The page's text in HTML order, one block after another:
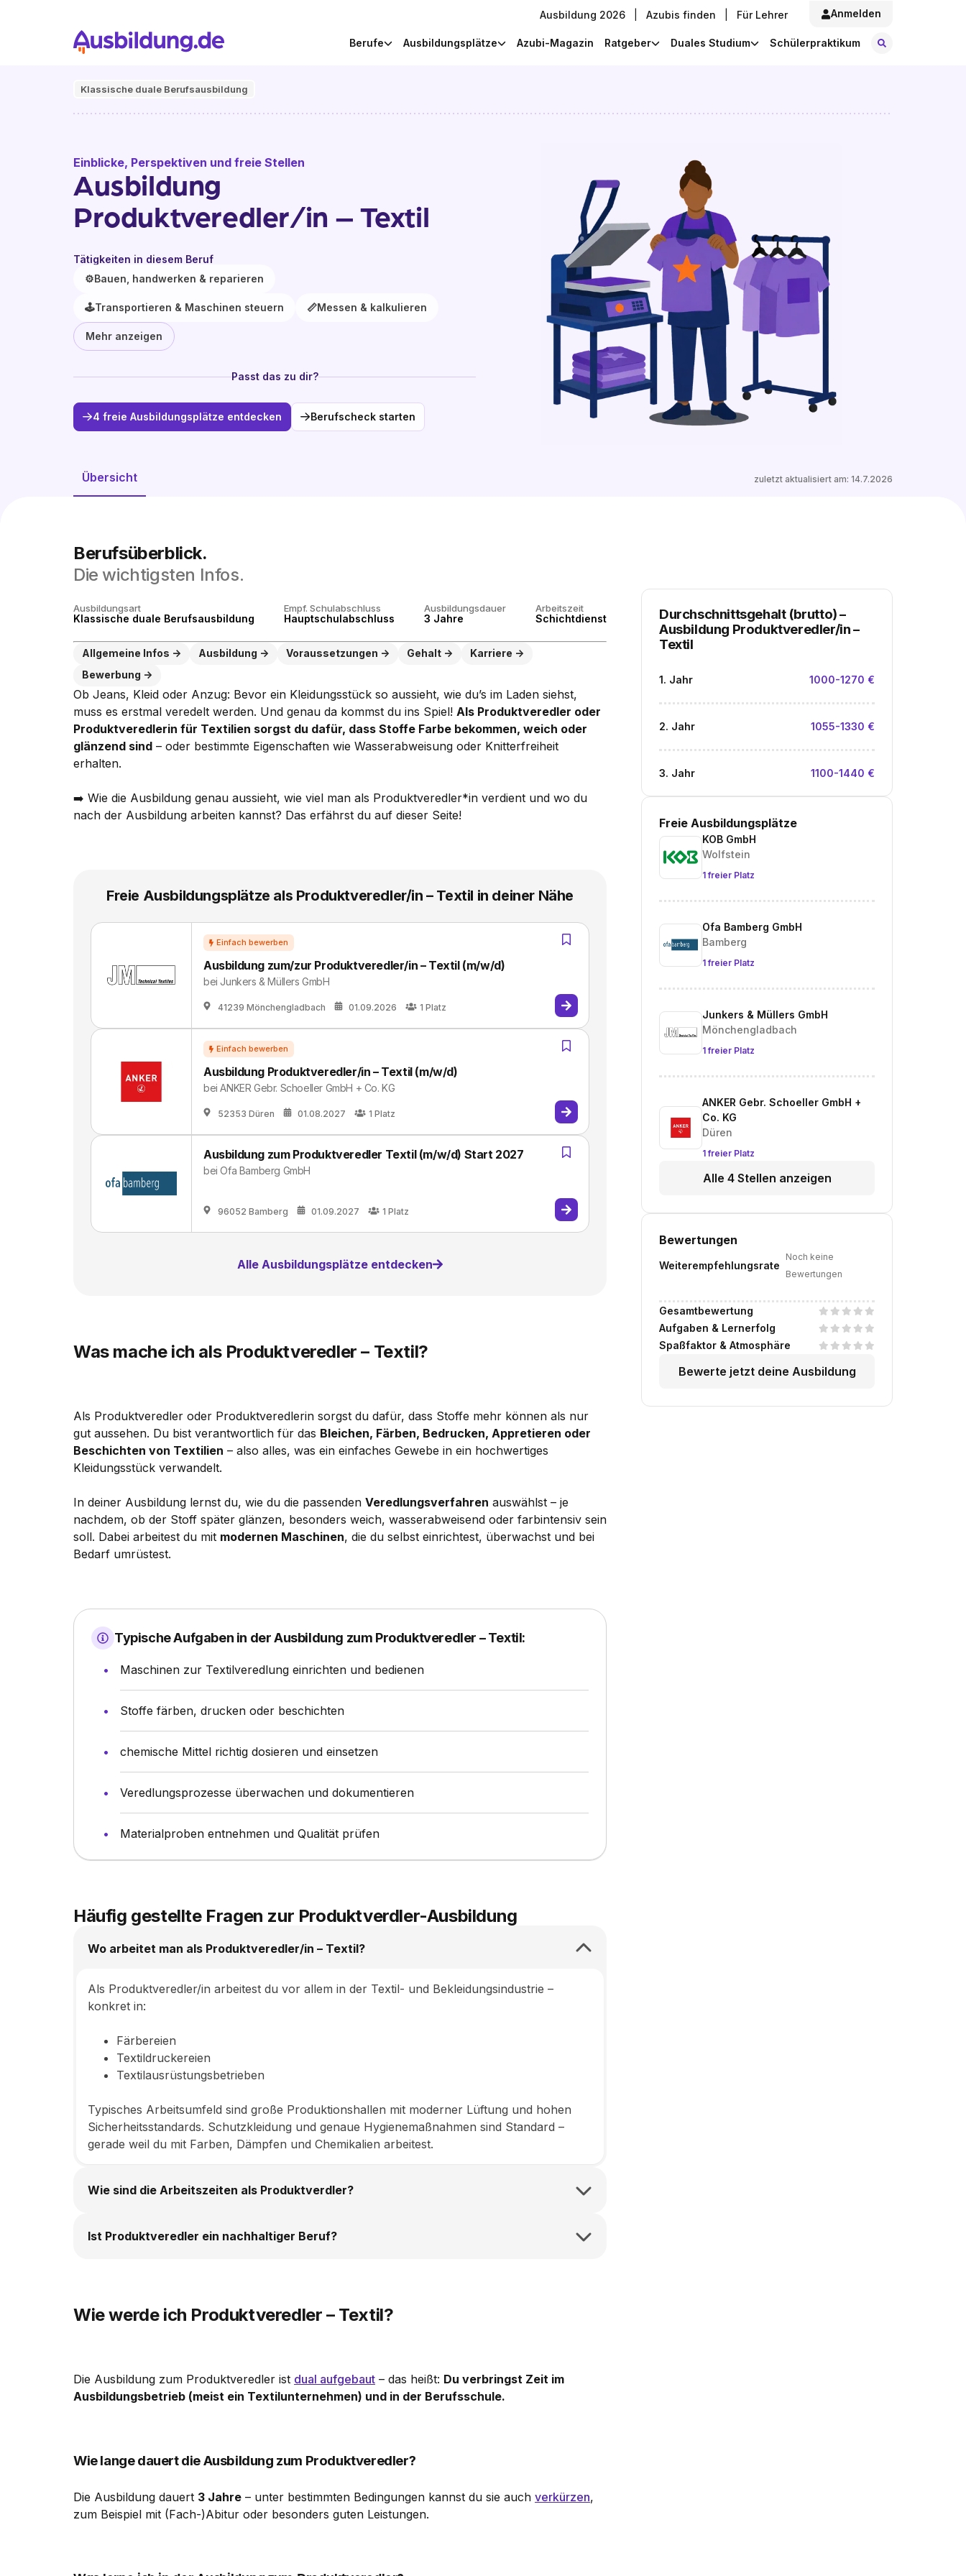
Ausbildung 2026 Azubis finden Für Lehrer Anmelden
Berufe Ausbildungsplätze Azubi-Magazin Ratgeber Duales Studium Schülerpraktikum
Klassische duale Berufsausbildung
Einblicke, Perspektiven und freie Stellen
Ausbildung
Produktveredler/in – Textil
Tätigkeiten in diesem Beruf
⚙️Bauen, handwerken & reparieren
🕹️Transportieren & Maschinen steuern 📏Messen & kalkulieren
Mehr anzeigen
Passt das zu dir?
4 freie Ausbildungsplätze entdecken Berufscheck starten
Übersicht zuletzt aktualisiert am: 14.7.2026
Berufsüberblick.
Die wichtigsten Infos.
Ausbildungsart
Klassische duale Berufsausbildung
Empf. Schulabschluss
Hauptschulabschluss
Ausbildungsdauer
3 Jahre
Arbeitszeit
Schichtdienst
Allgemeine Infos Ausbildung Voraussetzungen Gehalt
Karriere
Bewerbung
Ob Jeans, Kleid oder Anzug: Bevor ein Kleidungsstück so aussieht, wie du’s im Laden siehst,
muss es erstmal veredelt werden. Und genau da kommst du ins Spiel! Als Produktveredler oder
Produktveredlerin für Textilien sorgst du dafür, dass Stoffe Farbe bekommen, weich oder
glänzend sind – oder bestimmte Eigenschaften wie Wasserabweisung oder Knitterfreiheit
erhalten.
➡️ Wie die Ausbildung genau aussieht, wie viel man als Produktveredler*in verdient und wo du
nach der Ausbildung arbeiten kannst? Das erfährst du auf dieser Seite!
Freie Ausbildungsplätze als Produktveredler/in – Textil in deiner Nähe
Ausbildung zum/zur Produktveredler/in – Textil (m/w/d)
bei Junkers & Müllers GmbH
41239 Mönchengladbach 01.09.2026 1 Platz
Ausbildung Produktveredler/in – Textil (m/w/d)
beiANKER Gebr. Schoeller GmbH + Co. KG
52353 Düren 01.08.2027 1 Platz
Ausbildung zum Produktveredler Textil (m/w/d) Start 2027
beiOfa Bamberg GmbH
96052 Bamberg 01.09.2027 1 Platz
Alle Ausbildungsplätze entdecken
Was mache ich als Produktveredler – Textil?
Als Produktveredler oder Produktveredlerin sorgst du dafür, dass Stoffe mehr können als nur
gut aussehen. Du bist verantwortlich für das Bleichen, Färben, Bedrucken, Appretieren oder
Beschichten von Textilien – also alles, was ein einfaches Gewebe in ein hochwertiges
Kleidungsstück verwandelt.
In deiner Ausbildung lernst du, wie du die passenden Veredlungsverfahren auswählst – je
nachdem, ob der Stoff später glänzen, besonders weich, wasserabweisend oder farbintensiv sein
soll. Dabei arbeitest du mit modernen Maschinen, die du selbst einrichtest, überwachst und bei
Bedarf umrüstest.
Typische Aufgaben in der Ausbildung zum Produktveredler – Textil:
Maschinen zur Textilveredlung einrichten und bedienen
Stoffe färben, drucken oder beschichten
chemische Mittel richtig dosieren und einsetzen
Veredlungsprozesse überwachen und dokumentieren
Materialproben entnehmen und Qualität prüfen
Häufig gestellte Fragen zur Produktverdler-Ausbildung
Wo arbeitet man als Produktveredler/in – Textil?
Als Produktveredler/in arbeitest du vor allem in der Textil- und Bekleidungsindustrie –
konkret in:
Färbereien
Textildruckereien
Textilausrüstungsbetrieben
Typisches Arbeitsumfeld sind große Produktionshallen mit moderner Lüftung und hohen
Sicherheitsstandards. Schutzkleidung und genaue Hygienemaßnahmen sind Standard –
gerade weil du mit Farben, Dämpfen und Chemikalien arbeitest.
Wie sind die Arbeitszeiten als Produktverdler?
Ist Produktveredler ein nachhaltiger Beruf?
Wie werde ich Produktveredler – Textil?
Die Ausbildung zum Produktveredler ist dual aufgebaut – das heißt: Du verbringst Zeit im
Ausbildungsbetrieb (meist ein Textilunternehmen) und in der Berufsschule.
Wie lange dauert die Ausbildung zum Produktveredler?
Die Ausbildung dauert 3 Jahre – unter bestimmten Bedingungen kannst du sie auch verkürzen,
zum Beispiel mit (Fach-)Abitur oder besonders guten Leistungen.
Durchschnittsgehalt (brutto)–
Ausbildung Produktveredler/in –
Textil
1. Jahr 1000-1270 €
2. Jahr 1055-1330 €
3. Jahr 1100-1440 €
Freie Ausbildungsplätze
KOB GmbH
Wolfstein
1 freier Platz
Ofa Bamberg GmbH
Bamberg
1 freier Platz
Junkers & Müllers GmbH
Mönchengladbach
1 freier Platz
ANKER Gebr. Schoeller GmbH +
Co. KG
Düren
1 freier Platz
Alle 4 Stellen anzeigen
Bewertungen
Weiterempfehlungsrate
Noch keine
Bewertungen
Gesamtbewertung
Aufgaben & Lernerfolg
Spaßfaktor & Atmosphäre
Bewerte jetzt deine Ausbildung